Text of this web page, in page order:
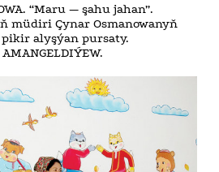
“Maru — şahu jahan”.
müdiri Çynar Osmanowanyň
alyşýan pursaty.